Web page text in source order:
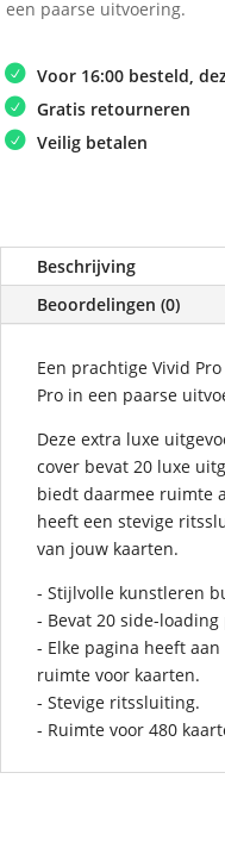
Zippered
Vivid
Purple
aantal
een paarse uitvoering.
Voor 16:00 besteld,
Gratis retourneren
Veilig betalen
Beschrijving
Beoordelingen (0)
Een prachtige Vivid
Pro in een paarse
Deze extra luxe
cover bevat 20 luxe
biedt daarmee ruimte
heeft een stevige
van jouw kaarten.
- Stijlvolle kunstleren
- Bevat 20 side-
- Elke pagina heeft
ruimte voor kaarten.
- Stevige ritssluiting.
- Ruimte voor 480